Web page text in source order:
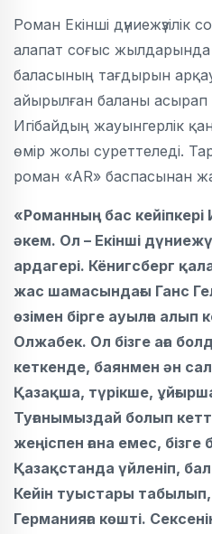
Роман Екінші дүниежүзілік
алапат соғыс жылдарында
баласының тағдырын
айырылған баланы асырап
Игібайдың жауынгерлік
өмір жолы суреттеледі.
роман «AR» баспасынан
«Романның бас кейіпкері
әкем. Ол – Екінші
ардагері. Кёнигсберг
жас шамасындағы Ганс
өзімен бірге ауылға
Олжабек. Ол бізге аға
кеткенде, баянмен ән
Қазақша, түрікше,
Туғанымыздай болып
жеңіспен ғана емес,
Қазақстанда үйленіп,
Кейін туыстары
Германияға көшті.